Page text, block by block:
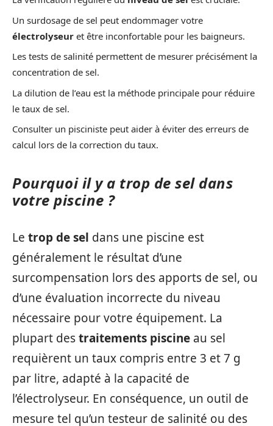
Un surdosage de sel peut endommager votre
électrolyseur et être inconfortable pour les baigneurs.
Les tests de salinité permettent de mesurer précisément la
concentration de sel.
La dilution de l’eau est la méthode principale pour réduire
le taux de sel.
Consulter un pisciniste peut aider à éviter des erreurs de
calcul lors de la correction du taux.
Pourquoi il y a trop de sel dans
votre piscine ?
Le trop de sel dans une piscine est
généralement le résultat d’une
surcompensation lors des apports de sel, ou
d’une évaluation incorrecte du niveau
nécessaire pour votre équipement. La
plupart destraitements piscine au sel
requièrent un taux compris entre 3 et 7 g
par litre, adapté à la capacité de
l’électrolyseur. En conséquence, un outil de
mesure tel qu’un testeur de salinité ou des